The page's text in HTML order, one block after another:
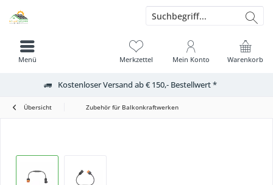
Kostenloser Versand ab € 150,- Bestellwert *
Warenkorb
Merkzettel Mein Konto
Menü
Übersicht Zubehör für Balkonkraftwerken